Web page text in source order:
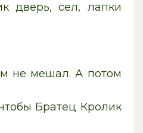
дверь, сел, лапки
не мешал. А потом
Братец Кролик